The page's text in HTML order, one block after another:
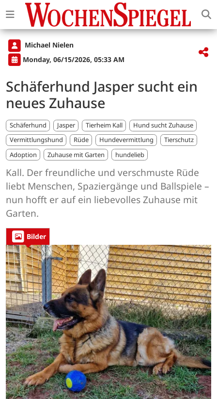
Michael Nielen
Monday, 06/15/2026, 05:33 AM
Schäferhund Jasper sucht ein
neues Zuhause
Schäferhund Jasper Tierheim Kall
Hund sucht Zuhause
Vermittlungshund
Rüde Hundevermittlung
Tierschutz
Adoption
Zuhause mit Garten hundelieb
Kall. Der freundliche und verschmuste Rüde
liebt Menschen, Spaziergänge und Ballspiele –
nun hofft er auf ein liebevolles Zuhause mit
Garten.
Bilder